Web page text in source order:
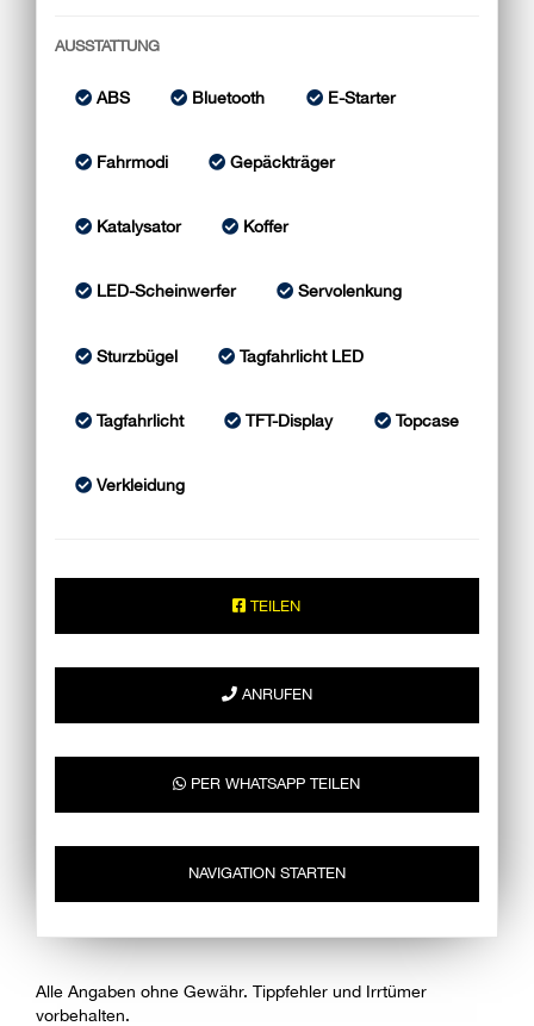
AUSSTATTUNG
ABS Bluetooth E-Starter
Fahrmodi Gepäckträger
Katalysator Koffer
LED-Scheinwerfer Servolenkung
Sturzbügel Tagfahrlicht LED
Tagfahrlicht TFT-Display Topcase
Verkleidung
TEILEN
ANRUFEN
PER WHATSAPP TEILEN
NAVIGATION STARTEN
Alle Angaben ohne Gewähr. Tippfehler und Irrtümer
vorbehalten.